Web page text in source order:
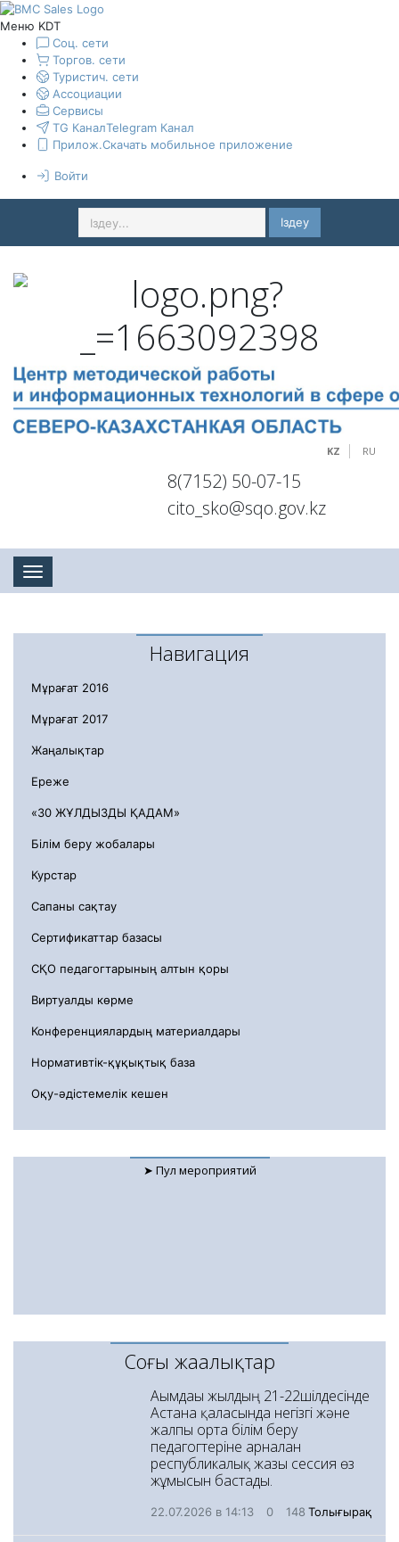
Меню KDT
Соц. сети
Торгов. сети
Туристич. сети
Ассоциации
Сервисы
TG КаналTelegram Канал
Прилож.Скачать мобильное приложение
Войти
Іздеу
KZ RU
8(7152) 50-07-15
cito_sko@sqo.gov.kz
Toggle navigation
Навигация
Мұрағат 2016
Мұрағат 2017
Жаңалықтар
Ереже
«30 ЖҰЛДЫЗДЫ ҚАДАМ»
Білім беру жобалары
Курстар
Сапаны сақтау
Сертификаттар базасы
СҚО педагогтарының алтын қоры
Виртуалды көрме
Конференциялардың материалдары
Нормативтік-құқықтық база
Оқу-әдістемелік кешен
➤ Пул мероприятий
Соңғы жаңалықтар
Ағымдағы жылдың 21-22шілдесінде
Астана қаласында негізгі және
жалпы орта білім беру
педагогтеріне арналған
республикалық жазғы сессия өз
жұмысын бастады.
Толығырақ
22.07.2026 в 14:13 0 148